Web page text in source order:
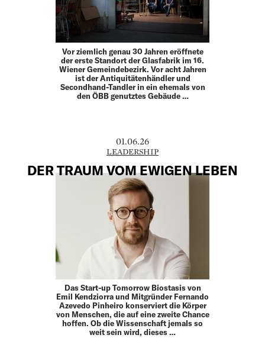
Vor ziemlich genau 30 Jahren eröffnete
der erste Standort der Glasfabrik im 16.
Wiener Gemeindebezirk. Vor acht ­Jahren
ist der Antiquitätenhändler und
Secondhand-­Tandler in ein ehemals von
den ÖBB genutztes Gebäude …
01.06.26
LEADERSHIP
DER TRAUM VOM EWIGEN LEBEN
Das Start-up Tomorrow Biostasis von
Emil Kendziorra und Mitgründer Fernando
Azevedo Pinheiro konserviert die Körper
von Menschen, die auf eine zweite Chance
hoffen. Ob die Wissenschaft jemals so
weit sein wird, dieses …